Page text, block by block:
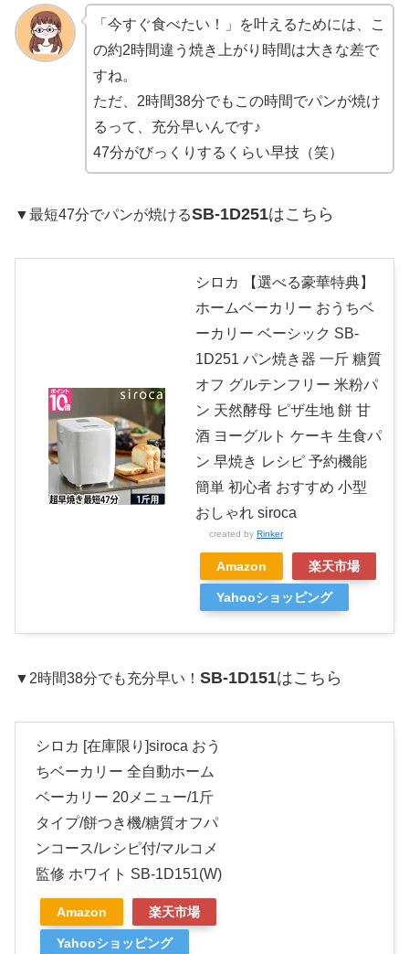
「今すぐ食べたい！」を叶えるためには、こ
の約2時間違う焼き上がり時間は大きな差で
すね。
ただ、2時間38分でもこの時間でパンが焼け
るって、充分早いんです♪
47分がびっくりするくらい早技（笑）
▼最短47分でパンが焼けるSB-1D251はこちら
シロカ 【選べる豪華特典】
ホームベーカリー おうちベ
ーカリー ベーシック SB-
1D251 パン焼き器 一斤 糖質
オフ グルテンフリー 米粉パ
ン 天然酵母 ピザ生地 餅 甘
酒 ヨーグルト ケーキ 生食パ
ン 早焼き レシピ 予約機能
簡単 初心者 おすすめ 小型
おしゃれ siroca
created by Rinker
Amazon 楽天市場
Yahooショッピング
▼2時間38分でも充分早い！ SB-1D151はこちら
シロカ [在庫限り]siroca おう
ちベーカリー 全自動ホーム
ベーカリー 20メニュー/1斤
タイプ/餅つき機/糖質オフパ
ンコース/レシピ付/マルコメ
監修 ホワイト SB-1D151(W)
Amazon 楽天市場
Yahooショッピング